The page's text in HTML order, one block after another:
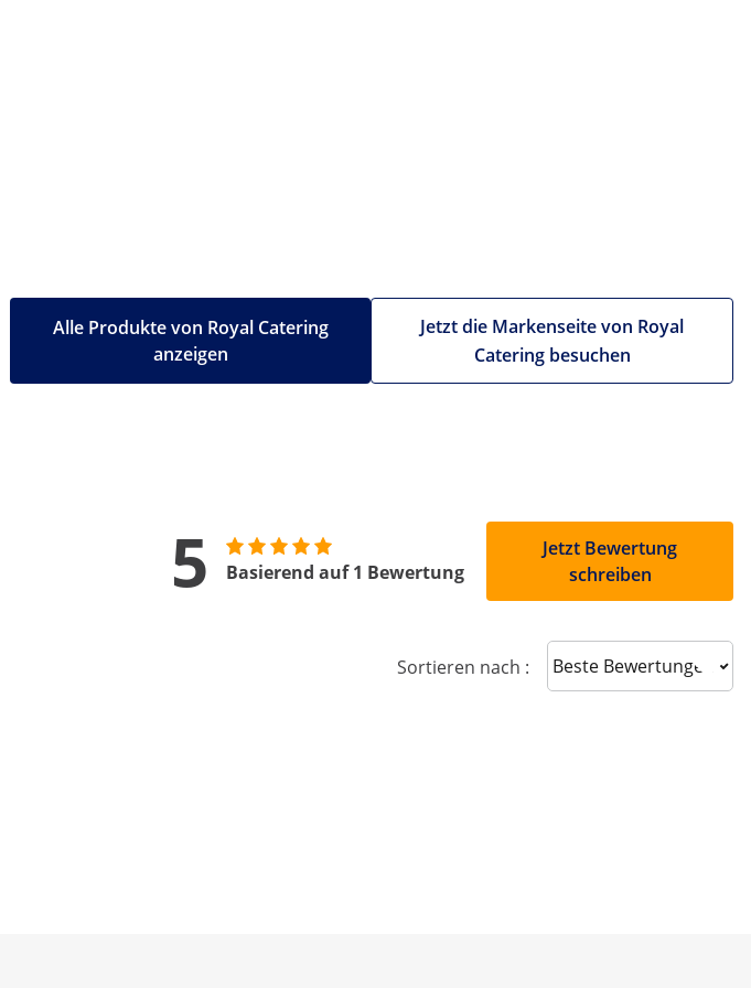
Jetzt die Markenseite von Royal
Catering besuchen
Alle Produkte von Royal Catering
anzeigen
5 Basierend auf 1 Bewertung
Jetzt Bewertung
schreiben
Sortieren nach : Sort reviews